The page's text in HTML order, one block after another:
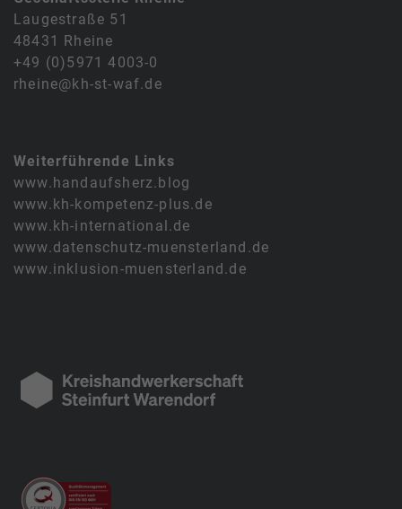
Laugestraße 51
48431 Rheine
+49 (0)5971 4003-0
rheine@kh-st-waf.de
Weiterführende Links
www.handaufsherz.blog
www.kh-kompetenz-plus.de
www.kh-international.de
www.datenschutz-muensterland.de
www.inklusion-muensterland.de